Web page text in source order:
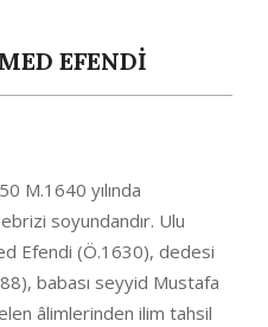
EFENDİ
M.1640 yılında
soyundandır. Ulu
Efendi (Ö.1630), dedesi
babası seyyid Mustafa
âlimlerinden ilim tahsil